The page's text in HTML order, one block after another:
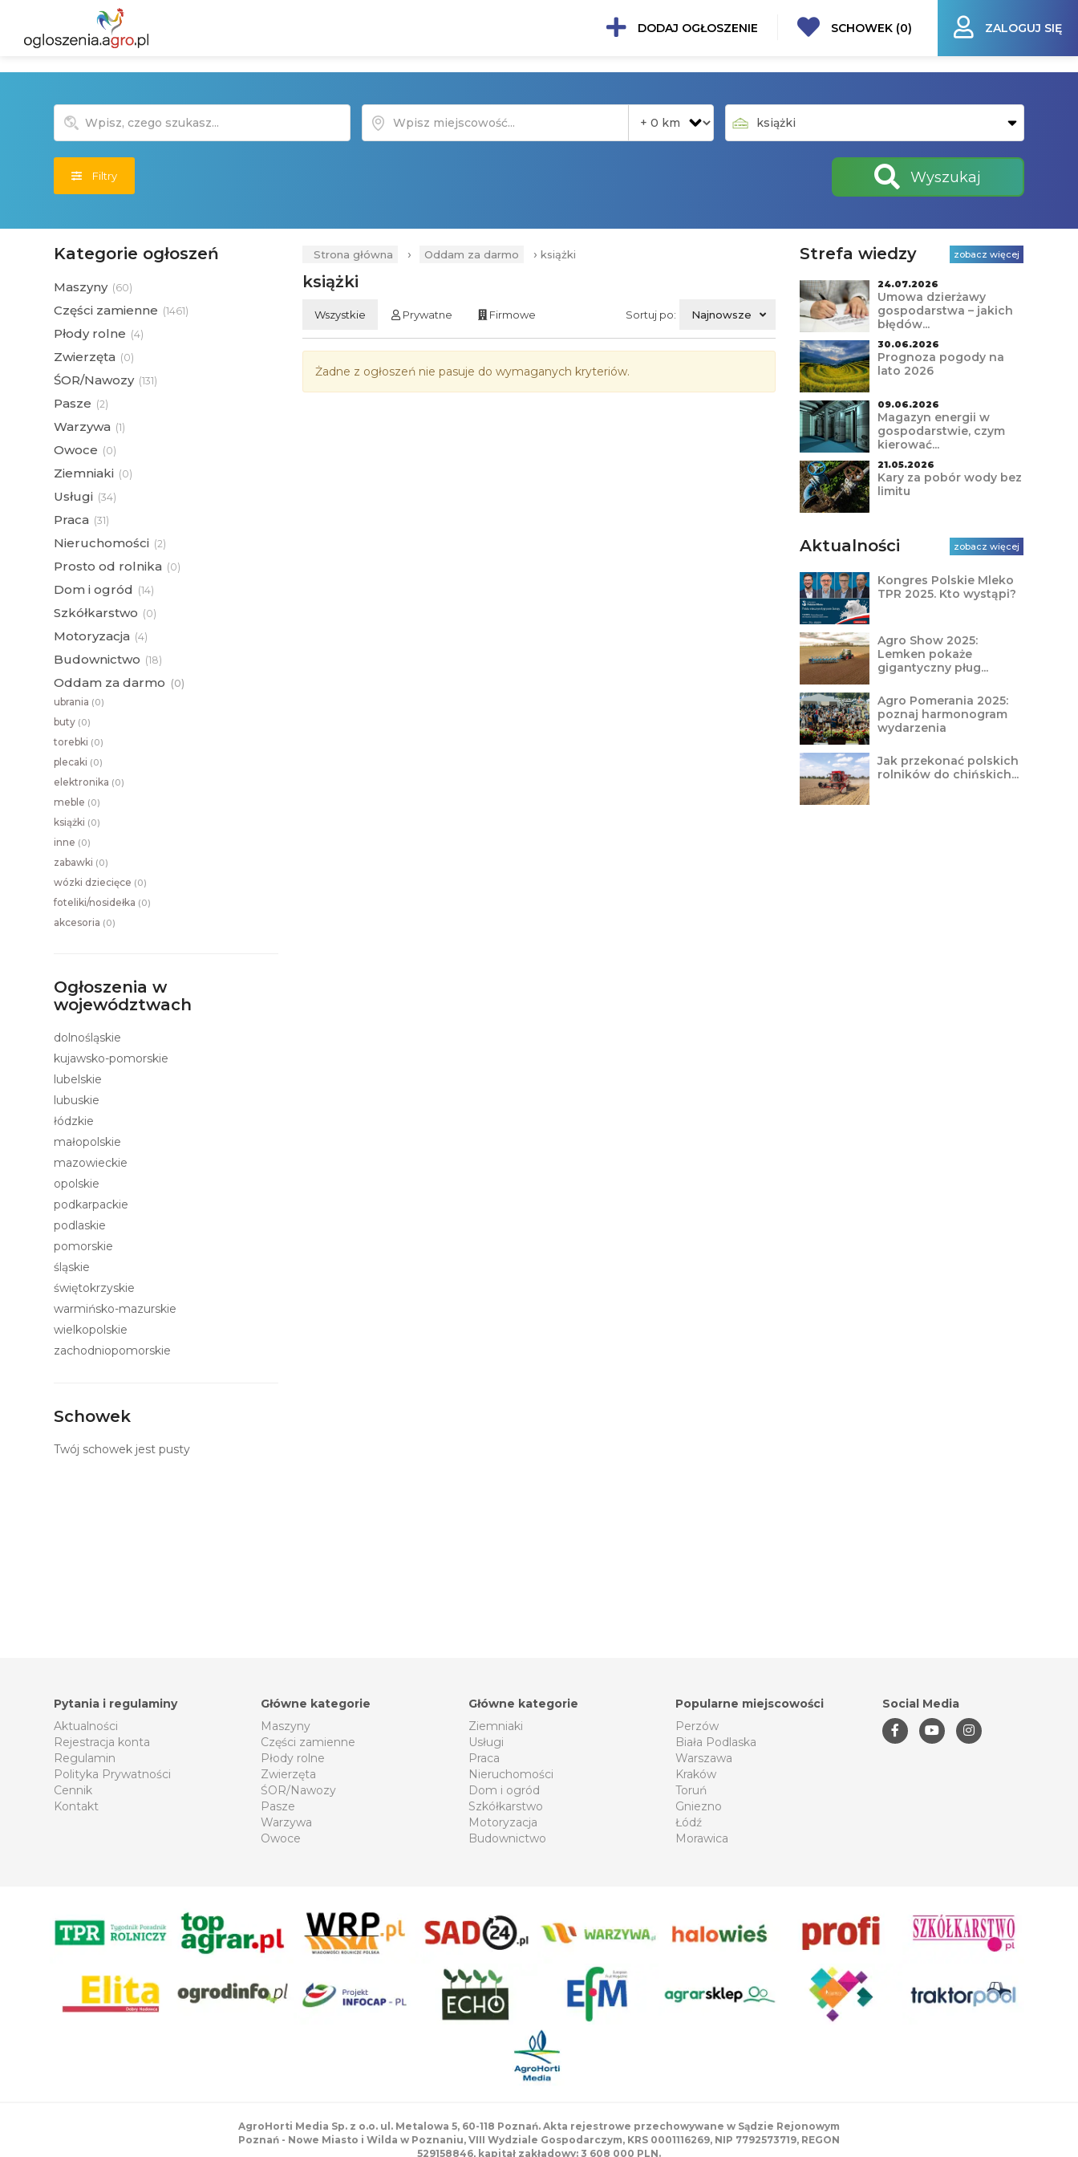
DODAJ OGŁOSZENIE SCHOWEK (0) ZALOGUJ SIĘ
Filtry Wyszukaj
Strona główna › Oddam za darmo › książki
książki
Wszystkie Prywatne Firmowe Sortuj po: Najnowsze
Żadne z ogłoszeń nie pasuje do wymaganych kryteriów.
Kategorie ogłoszeń
Maszyny (60)
Części zamienne (1461)
Płody rolne (4)
Zwierzęta (0)
ŚOR/Nawozy (131)
Pasze (2)
Warzywa (1)
Owoce (0)
Ziemniaki (0)
Usługi (34)
Praca (31)
Nieruchomości (2)
Prosto od rolnika (0)
Dom i ogród (14)
Szkółkarstwo (0)
Motoryzacja (4)
Budownictwo (18)
Oddam za darmo (0)
ubrania (0)
buty (0)
torebki (0)
plecaki (0)
elektronika (0)
meble (0)
książki (0)
inne (0)
zabawki (0)
wózki dziecięce (0)
foteliki/nosidełka (0)
akcesoria (0)
Ogłoszenia w
województwach
dolnośląskie
kujawsko-pomorskie
lubelskie
lubuskie
łódzkie
małopolskie
mazowieckie
opolskie
podkarpackie
podlaskie
pomorskie
śląskie
świętokrzyskie
warmińsko-mazurskie
wielkopolskie
zachodniopomorskie
Schowek
Twój schowek jest pusty
Strefa wiedzy zobacz więcej
24.07.2026
Umowa dzierżawy
gospodarstwa – jakich
błędów...
30.06.2026
Prognoza pogody na
lato 2026
09.06.2026
Magazyn energii w
gospodarstwie, czym
kierować...
21.05.2026
Kary za pobór wody bez
limitu
Aktualności zobacz więcej
Kongres Polskie Mleko
TPR 2025. Kto wystąpi?
Agro Show 2025:
Lemken pokaże
gigantyczny pług...
Agro Pomerania 2025:
poznaj harmonogram
wydarzenia
Jak przekonać polskich
rolników do chińskich...
Pytania i regulaminy
Aktualności
Rejestracja konta
Regulamin
Polityka Prywatności
Cennik
Kontakt
Główne kategorie
Maszyny
Części zamienne
Płody rolne
Zwierzęta
ŚOR/Nawozy
Pasze
Warzywa
Owoce
Główne kategorie
Ziemniaki
Usługi
Praca
Nieruchomości
Dom i ogród
Szkółkarstwo
Motoryzacja
Budownictwo
Popularne miejscowości
Perzów
Biała Podlaska
Warszawa
Kraków
Toruń
Gniezno
Łódź
Morawica
Social Media
AgroHorti Media Sp. z o.o. ul. Metalowa 5, 60-118 Poznań. Akta rejestrowe przechowywane w Sądzie Rejonowym
Poznań - Nowe Miasto i Wilda w Poznaniu, VIII Wydziale Gospodarczym, KRS 0001116269, NIP 7792573719, REGON
529158846, kapitał zakładowy: 3 608 000 PLN.